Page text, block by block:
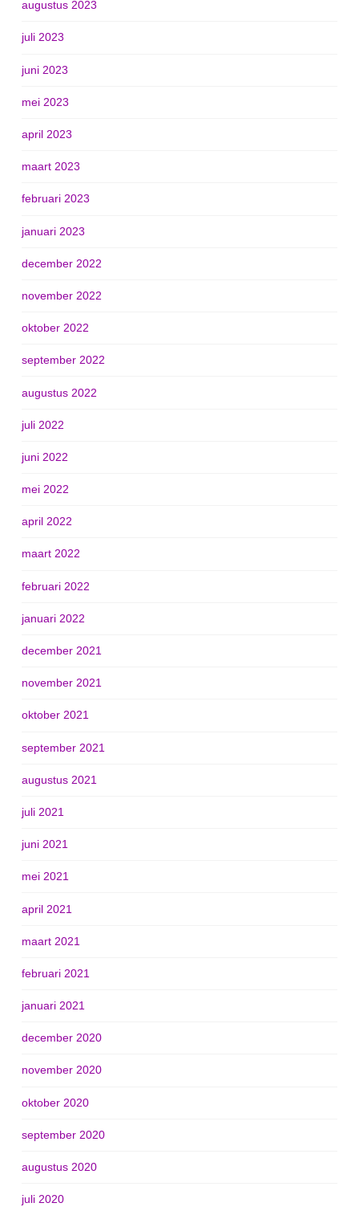
augustus 2023
juli 2023
juni 2023
mei 2023
april 2023
maart 2023
februari 2023
januari 2023
december 2022
november 2022
oktober 2022
september 2022
augustus 2022
juli 2022
juni 2022
mei 2022
april 2022
maart 2022
februari 2022
januari 2022
december 2021
november 2021
oktober 2021
september 2021
augustus 2021
juli 2021
juni 2021
mei 2021
april 2021
maart 2021
februari 2021
januari 2021
december 2020
november 2020
oktober 2020
september 2020
augustus 2020
juli 2020